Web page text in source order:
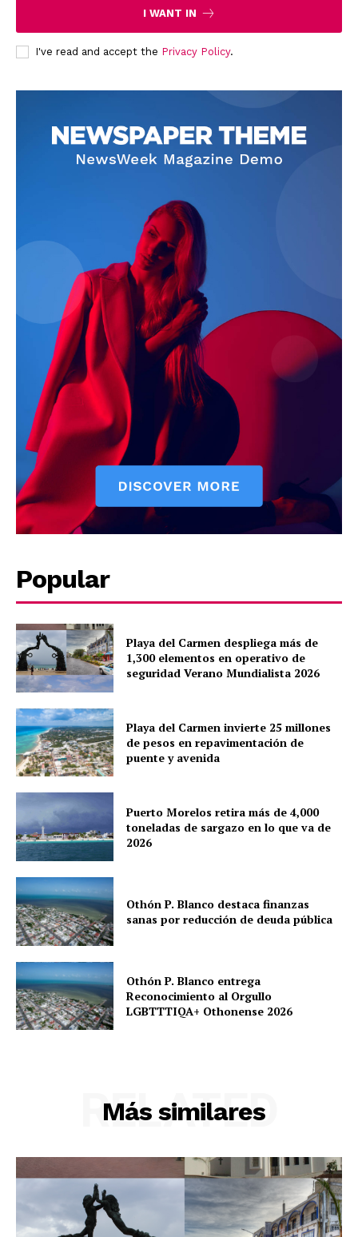
SUBSCRIBE NOW
Company
Contact us
Subscription Plans
My account
Quintana Roo
Cancún
Chetumal
Playa del Carmen
Puerto Morelos
I WANT IN
I've read and accept the Privacy Policy.
Popular
Playa del Carmen despliega más de
1,300 elementos en operativo de
seguridad Verano Mundialista 2026
Playa del Carmen invierte 25 millones
de pesos en repavimentación de
puente y avenida
Puerto Morelos retira más de 4,000
toneladas de sargazo en lo que va de
2026
Othón P. Blanco destaca finanzas
sanas por reducción de deuda pública
Othón P. Blanco entrega
Reconocimiento al Orgullo
LGBTTTIQA+ Othonense 2026
Más similares
RELATED